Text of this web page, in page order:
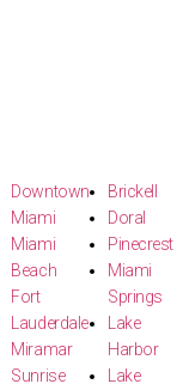
Downtown
Miami
Miami
Beach
Fort
Lauderdale
Miramar
Sunrise
Brickell
Doral
Pinecrest
Miami
Springs
Lake
Harbor
Lake